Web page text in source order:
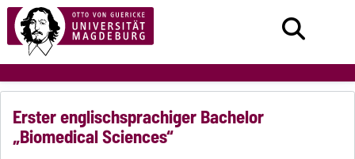
Erster englischsprachiger Bachelor
„Biomedical Sciences“